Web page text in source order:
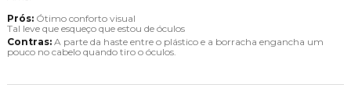
Prós: Ótimo conforto visual
Tal leve que esqueço que estou de óculos
Contras: A parte da haste entre o plástico e a borracha engancha um
pouco no cabelo quando tiro o óculos.